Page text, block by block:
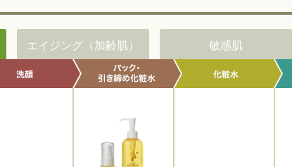
エイジング（加齢肌） 敏感肌